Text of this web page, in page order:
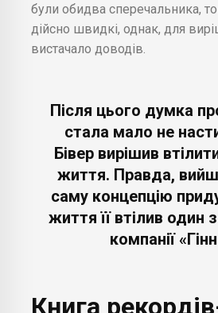
були обидва сперечальника,
дійсно швидкі, однак, для
вистачало доводів.
Після цього думка
стала мало не
Бівер вирішив
життя. Правда,
саму концепцію
життя її втілив один
компанії
Книга